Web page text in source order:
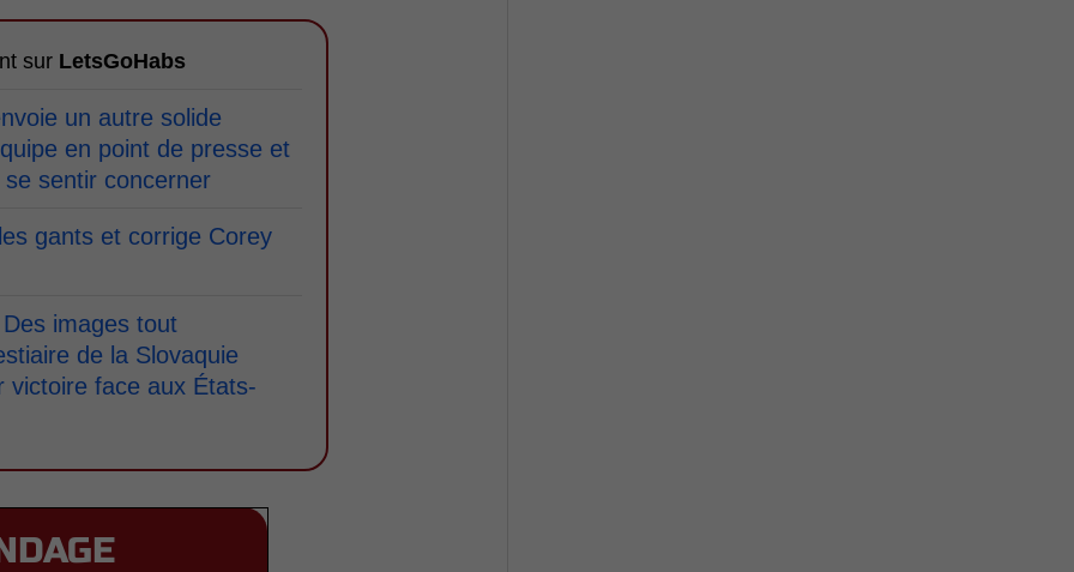
sur LetsGoHabs
un autre solide
en point de presse et
sentir concerner
gants et corrige Corey
images tout
de la Slovaquie
victoire face aux États-